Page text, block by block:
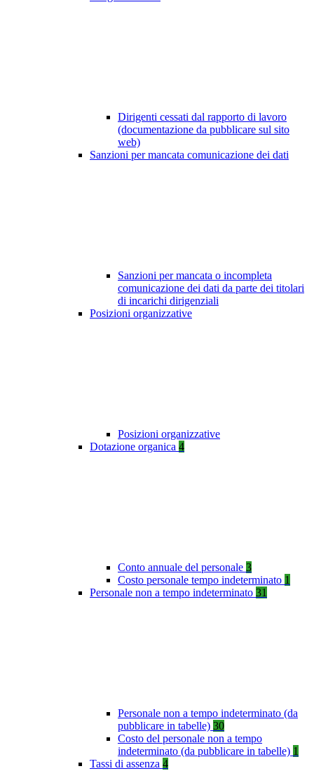
Dirigenti cessati dal rapporto di lavoro
(documentazione da pubblicare sul sito
web)
Sanzioni per mancata comunicazione dei dati
Sanzioni per mancata o incompleta
comunicazione dei dati da parte dei titolari
di incarichi dirigenziali
Posizioni organizzative
Posizioni organizzative
Dotazione organica 4
Conto annuale del personale 3
Costo personale tempo indeterminato 1
Personale non a tempo indeterminato 31
Personale non a tempo indeterminato (da
pubblicare in tabelle) 30
Costo del personale non a tempo
indeterminato (da pubblicare in tabelle) 1
Tassi di assenza 4